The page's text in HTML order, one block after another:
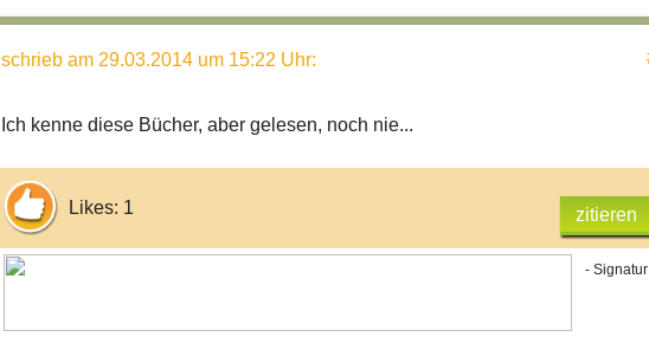
schrieb am 29.03.2014 um 15:22 Uhr:
Ich kenne diese Bücher, aber gelesen, noch nie...
Likes: 1 zitieren
-